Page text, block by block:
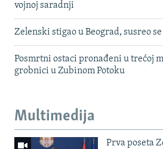
vojnoj saradnji
Zelenski stigao u Beograd, susreo
Posmrtni ostaci pronađeni u trećoj
grobnici u Zubinom Potoku
Multimedija
Prva poseta